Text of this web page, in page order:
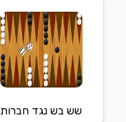
שש בש נגד חברות